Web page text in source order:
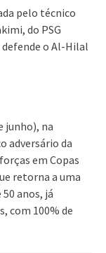
pelo técnico
do PSG
defende o Al-Hilal
junho), na
adversário da
em Copas
retorna a uma
anos, já
com 100% de